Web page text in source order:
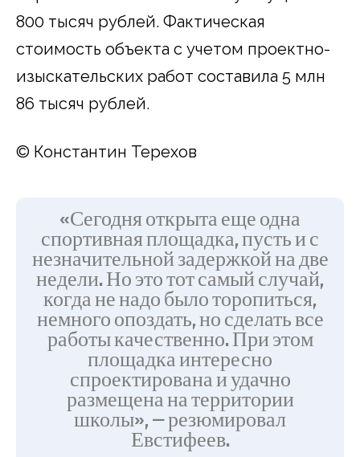
800 тысяч рублей. Фактическая
стоимость объекта с учетом проектно-
изыскательских работ составила 5 млн
86 тысяч рублей.
© Константин Терехов
«Сегодня открыта еще одна
спортивная площадка, пусть и с
незначительной задержкой на две
недели. Но это тот самый случай,
когда не надо было торопиться,
немного опоздать, но сделать все
работы качественно. При этом
площадка интересно
спроектирована и удачно
размещена на территории
школы», — резюмировал
Евстифеев.